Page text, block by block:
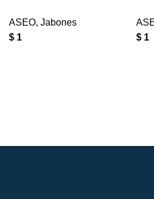
ASEO, Jabones
$ 1
$ 1